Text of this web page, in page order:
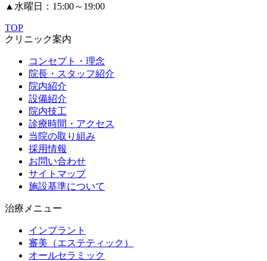
▲ 水曜日：15:00～19:00
TOP
クリニック案内
コンセプト・理念
院長・スタッフ紹介
院内紹介
設備紹介
院内技工
診療時間・アクセス
当院の取り組み
採用情報
お問い合わせ
サイトマップ
施設基準について
治療メニュー
インプラント
審美（エステティック）
オールセラミック